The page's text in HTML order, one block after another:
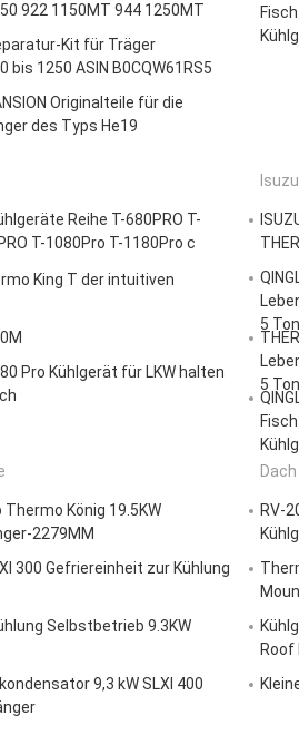
922 1150MT 944 1250MT
Kit für Träger
bis 1250 ASIN B0CQW61RS5
Originalteile für die
des Typs He19
Reihe T-680PRO T-
T-1080Pro T-1180Pro c
King T der intuitiven
Pro Kühlgerät für LKW halten
5
5
König 19.5KW
2279MM
300 Gefriereinheit zur Kühlung
Selbstbetrieb 9.3KW
9,3 kW SLXI 400
RV-
Roof